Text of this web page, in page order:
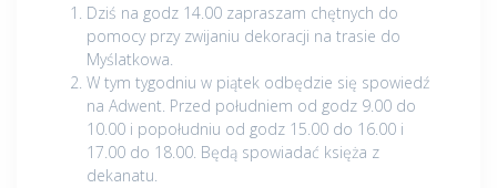
Dziś na godz 14.00 zapraszam chętnych do
pomocy przy zwijaniu dekoracji na trasie do
Myślatkowa.
W tym tygodniu w piątek odbędzie się spowiedź
na Adwent. Przed południem od godz 9.00 do
10.00 i popołudniu od godz 15.00 do 16.00 i
17.00 do 18.00. Będą spowiadać księża z
dekanatu.